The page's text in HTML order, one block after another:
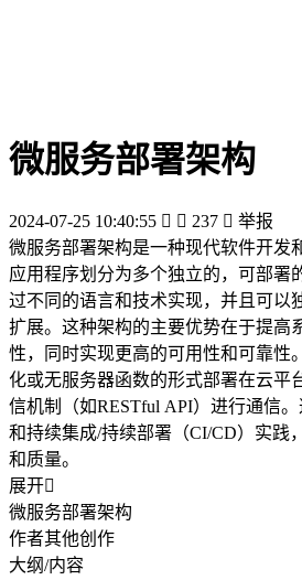
微服务部署架构
2024-07-25 10:40:55   237  举报
微服务部署架构是一种现代软件开发
应用程序划分为多个独立的，可部署
过不同的语言和技术实现，并且可以
扩展。这种架构的主要优势在于提高
性，同时实现更高的可用性和可靠性
化或无服务器函数的形式部署在云平
信机制（如RESTful API）进行通信
和持续集成/持续部署（CI/CD）实践
和质量。
展开
微服务部署架构
作者其他创作
大纲/内容